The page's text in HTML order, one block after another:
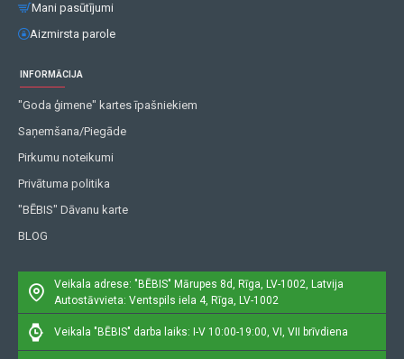
Mani pasūtījumi
Aizmirsta parole
INFORMĀCIJA
"Goda ģimene" kartes īpašniekiem
Saņemšana/Piegāde
Pirkumu noteikumi
Privātuma politika
"BĒBIS" Dāvanu karte
BLOG
Veikala adrese: "BĒBIS" Mārupes 8d, Rīga, LV-1002, Latvija
Autostāvvieta: Ventspils iela 4, Rīga, LV-1002
Veikala "BĒBIS" darba laiks: I-V 10:00-19:00, VI, VII brīvdiena